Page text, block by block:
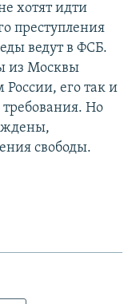
хотят идти
преступления
ведут в ФСБ.
из Москвы
его так и
Но
свободы.